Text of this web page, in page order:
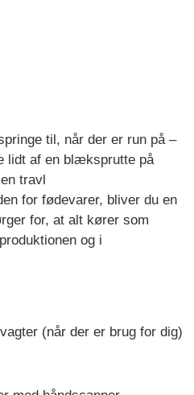
til, når der er run på –
lidt af en blæksprutte på
travl
for fødevarer, bliver du en
for, at alt kører som
og i
(når der er brug for dig)